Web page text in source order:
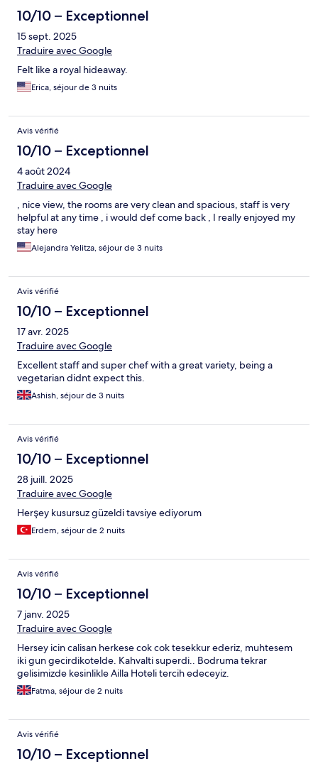
10/10 – Exceptionnel
15 sept. 2025
Traduire avec Google
Felt like a royal hideaway.
Erica, séjour de 3 nuits
Avis vérifié
10/10 – Exceptionnel
4 août 2024
Traduire avec Google
, nice view, the rooms are very clean and spacious, staff is very
helpful at any time , i would def come back , I really enjoyed my
stay here
Alejandra Yelitza, séjour de 3 nuits
Avis vérifié
10/10 – Exceptionnel
17 avr. 2025
Traduire avec Google
Excellent staff and super chef with a great variety, being a
vegetarian didnt expect this.
Ashish, séjour de 3 nuits
Avis vérifié
10/10 – Exceptionnel
28 juill. 2025
Traduire avec Google
Herşey kusursuz güzeldi tavsiye ediyorum
Erdem, séjour de 2 nuits
Avis vérifié
10/10 – Exceptionnel
7 janv. 2025
Traduire avec Google
Hersey icin calisan herkese cok cok tesekkur ederiz, muhtesem
iki gun gecirdikotelde. Kahvalti superdi.. Bodruma tekrar
gelisimizde kesinlikle Ailla Hoteli tercih edeceyiz.
Fatma, séjour de 2 nuits
Avis vérifié
10/10 – Exceptionnel